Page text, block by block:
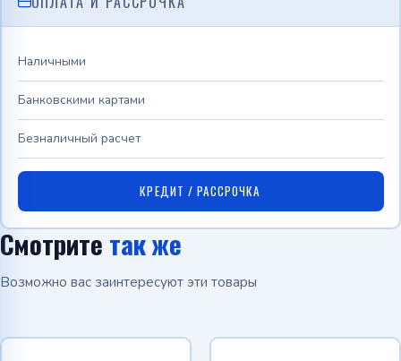
Наличными
Банковскими картами
Безналичный расчет
КРЕДИТ / РАССРОЧКА
Смотрите так же
Возможно вас заинтересуют эти товары